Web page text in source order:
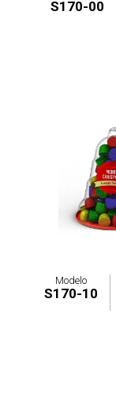
S170-00
Modelo
S170-10